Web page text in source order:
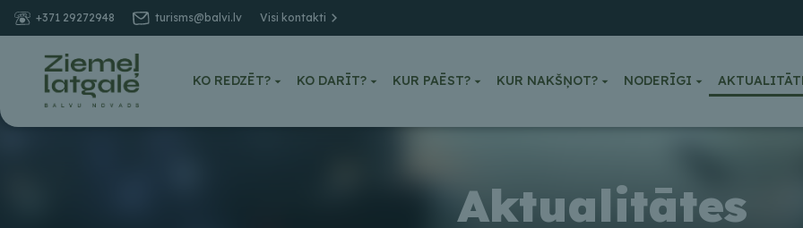
+371 29272948 turisms@balvi.lv Visi kontakti
KO REDZĒT? KO DARĪT? KUR PAĒST? KUR NAKŠŅOT? NODERĪGI
Aktualitātes